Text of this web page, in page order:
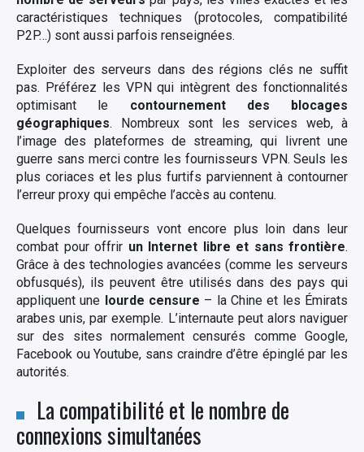
caractéristiques techniques (protocoles, compatibilité
P2P…) sont aussi parfois renseignées.
Exploiter des serveurs dans des régions clés ne suffit
pas. Préférez les VPN qui intègrent des fonctionnalités
optimisant le contournement des blocages
géographiques. Nombreux sont les services web, à
l’image des plateformes de streaming, qui livrent une
guerre sans merci contre les fournisseurs VPN. Seuls les
plus coriaces et les plus furtifs parviennent à contourner
l’erreur proxy qui empêche l’accès au contenu.
Quelques fournisseurs vont encore plus loin dans leur
combat pour offrir un Internet libre et sans frontière.
Grâce à des technologies avancées (comme les serveurs
obfusqués), ils peuvent être utilisés dans des pays qui
appliquent une lourde censure – la Chine et les Émirats
arabes unis, par exemple. L’internaute peut alors naviguer
sur des sites normalement censurés comme Google,
Facebook ou Youtube, sans craindre d’être épinglé par les
autorités.
La compatibilité et le nombre de
connexions simultanées
×
Rechercher
: